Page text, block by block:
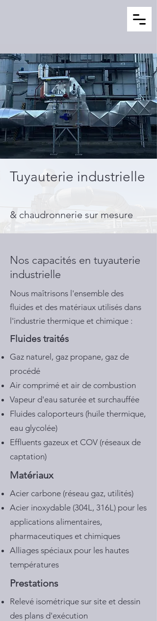
Tuyauterie industrielle
& chaudronnerie sur mesure
Nos capacités en tuyauterie
industrielle
Nous maîtrisons l'ensemble des
fluides et des matériaux utilisés dans
l'industrie thermique et chimique :
Fluides traités
Gaz naturel, gaz propane, gaz de
procédé
Air comprimé et air de combustion
Vapeur d'eau saturée et surchauffée
Fluides caloporteurs (huile thermique,
eau glycolée)
Effluents gazeux et COV (réseaux de
captation)
Matériaux
Acier carbone (réseau gaz, utilités)
Acier inoxydable (304L, 316L) pour les
applications alimentaires,
pharmaceutiques et chimiques
Alliages spéciaux pour les hautes
températures
Prestations
Relevé isométrique sur site et dessin
des plans d'exécution